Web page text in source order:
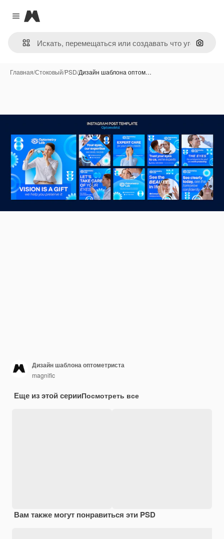
Close menu
Magnific
Поиск
Главная/Стоковый/PSD/Дизайн шаблона оптом…
Дизайн шаблона оптометриста
magnific
Еще из этой серииПосмотреть все
Вам также могут понравиться эти PSD